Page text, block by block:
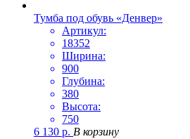
Тумба под обувь «Денвер»
Артикул:
18352
Ширина:
900
Глубина:
380
Высота:
750
6 130 р. В корзину